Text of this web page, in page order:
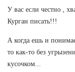
У вас если честно ,
Курган писать!!!
А когда ешь и
то как-то без
кусочком...